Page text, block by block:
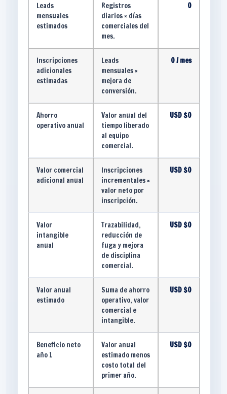
Leads
mensuales
estimados
Registros
diarios × días
comerciales del
mes.
0
Inscripciones
adicionales
estimadas
Leads
mensuales ×
mejora de
conversión.
0 / mes
Ahorro
operativo anual
Valor anual del
tiempo liberado
al equipo
comercial.
USD $0
Valor comercial
adicional anual
Inscripciones
incrementales ×
valor neto por
inscripción.
USD $0
Valor
intangible
anual
Trazabilidad,
reducción de
fuga y mejora
de disciplina
comercial.
USD $0
Valor anual
estimado
Suma de ahorro
operativo, valor
comercial e
intangible.
USD $0
Beneficio neto
año 1
Valor anual
estimado menos
costo total del
primer año.
USD $0